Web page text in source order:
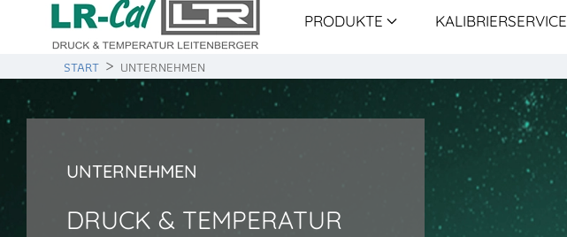
PRODUKTE KALIBRIERSERVICE
START UNTERNEHMEN
UNTERNEHMEN
DRUCK & TEMPERATUR